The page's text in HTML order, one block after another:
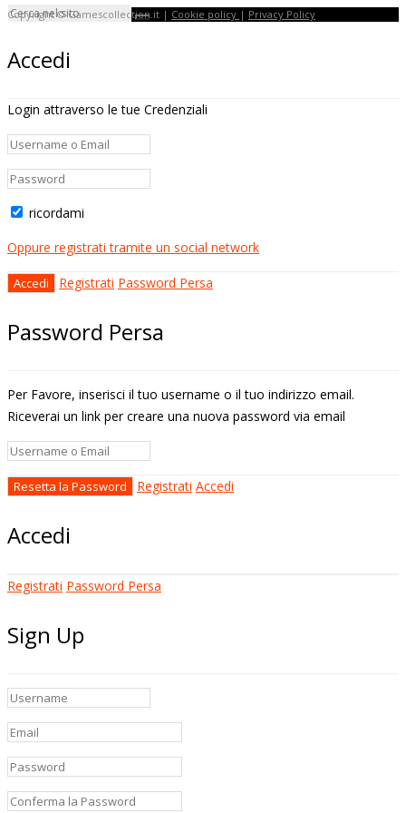
Copyright © Gamescollection.it | Cookie policy | Privacy Policy
Accedi
Login attraverso le tue Credenziali
ricordami
Oppure registrati tramite un social network
Registrati Password Persa
Password Persa
Per Favore, inserisci il tuo username o il tuo indirizzo email.
Riceverai un link per creare una nuova password via email
Registrati Accedi
Accedi
Registrati Password Persa
Sign Up